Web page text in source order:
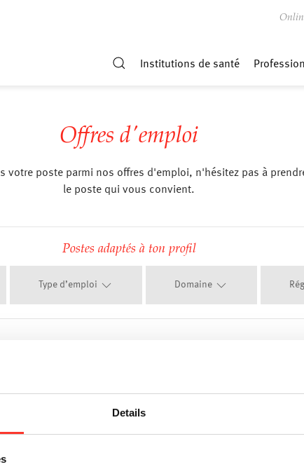
Details
Institutions de santé
Offres d'emploi
votre poste parmi nos offres d'emploi, n'hésitez pas à
le poste qui vous convient.
Postes adaptés à ton profil
Type d’emploi Domaine
situé dans le canton de Vaud.
temporaire (de plusieurs semaines à plusieurs mois dans la